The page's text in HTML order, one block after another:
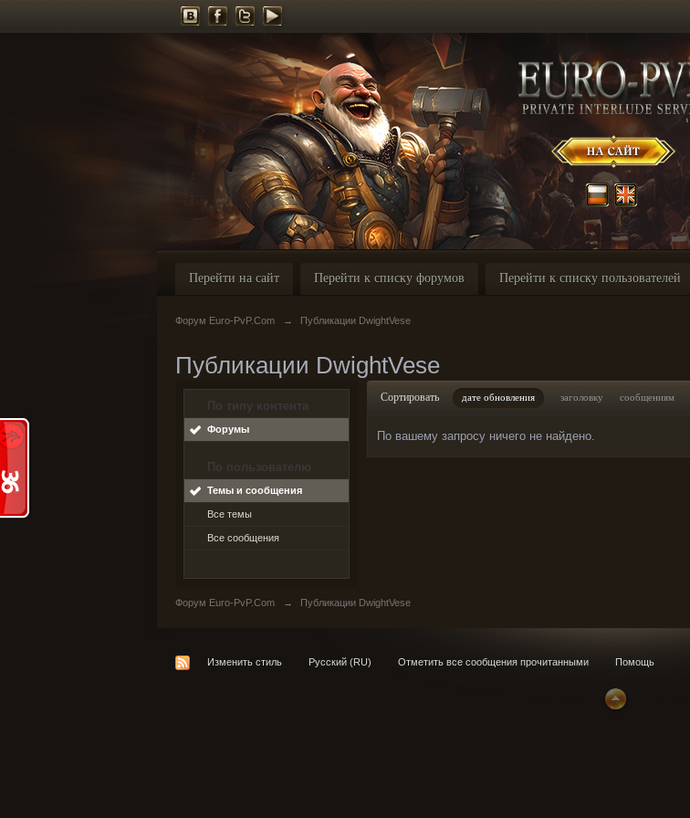
Перейти на сайт Перейти к списку форумов Перейти к списку пользователей
Форум Euro-PvP.Com → Публикации DwightVese
Публикации DwightVese
По типу контента
Форумы
По пользователю
Темы и сообщения
Все темы
Все сообщения
Сортировать дате обновления заголовку сообщениям
По вашему запросу ничего не найдено.
Форум Euro-PvP.Com → Публикации DwightVese
Изменить стиль Русский (RU) Отметить все сообщения прочитанными Помощь